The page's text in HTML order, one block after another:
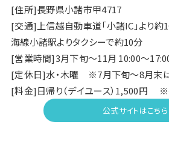
[住所]長野県小諸市甲4717
[交通]上信越自動車道「小諸IC」より約
海線小諸駅よりタクシーで約10分
[営業時間]3月下旬～11月 10:00～17:00
[定休日]水・木曜 ※7月下旬～8月末
[料金]日帰り（デイユース）1,500円 ※
公式サイトはこちら